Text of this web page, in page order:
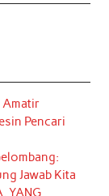
Amatir
Pencari
Jawab Kita
YANG